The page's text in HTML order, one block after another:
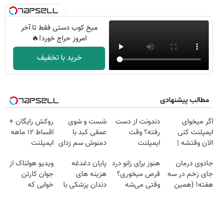
میخ کوب دستی فقط تا آخر
امروز حراج خورد!🔥
خرید با تخفیف
مطالب پیشنهادی
اگر میخوای
ایمپلنت کنی
الان وقتشه |
میلیون تومان!!!
دندونت از دست
رفته؟ وقت
ایمپلنت
شست و شوی
عمقی کبد با
دمنوش سم زدای
روکش رایگان +
اقساط ۱۲ ماهه
ایمپلنت
جادوی درمان
جای زخم در سه
هفته! (همین
هنوز برای زانو درد
قرص میخوری؟
وقتی می‌شه
پایان دغدغه
هزینه های
دندان پزشکی با
ویدیو هولناک از
جوان کارتن
خوابی که